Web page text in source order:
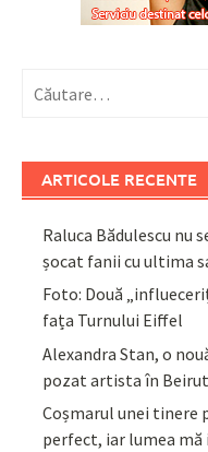
după:
ARTICOLE RECENTE
Raluca Bădulescu nu
șocat fanii cu ultima
Foto: Două
fața Turnului Eiffel
Alexandra Stan, o
pozat artista în Beirut
Coșmarul unei tinere
perfect, iar lumea mă